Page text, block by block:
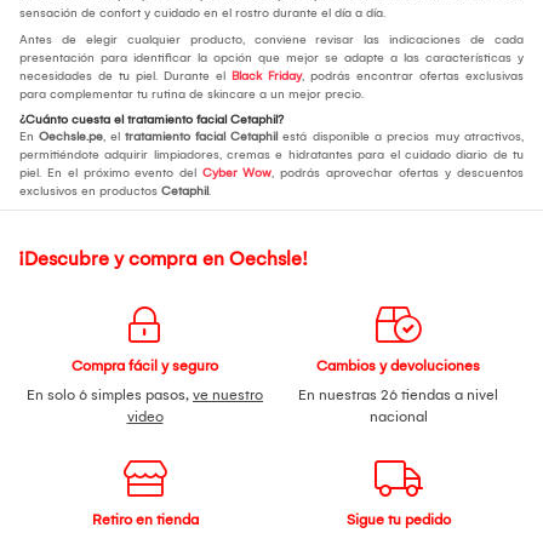
sensación de confort y cuidado en el rostro durante el día a día.
Antes de elegir cualquier producto, conviene revisar las indicaciones de cada
presentación para identificar la opción que mejor se adapte a las características y
necesidades de tu piel. Durante el Black Friday, podrás encontrar ofertas exclusivas
para complementar tu rutina de skincare a un mejor precio.
¿Cuánto cuesta el tratamiento facial Cetaphil?
En Oechsle.pe, el tratamiento facial Cetaphil está disponible a precios muy atractivos,
permitiéndote adquirir limpiadores, cremas e hidratantes para el cuidado diario de tu
piel. En el próximo evento del Cyber Wow, podrás aprovechar ofertas y descuentos
exclusivos en productos Cetaphil.
¡Descubre y compra en Oechsle!
Compra fácil y seguro
En solo 6 simples pasos, ve nuestro
video
Cambios y devoluciones
En nuestras 26 tiendas a nivel
nacional
Retiro en tienda
Sigue tu pedido